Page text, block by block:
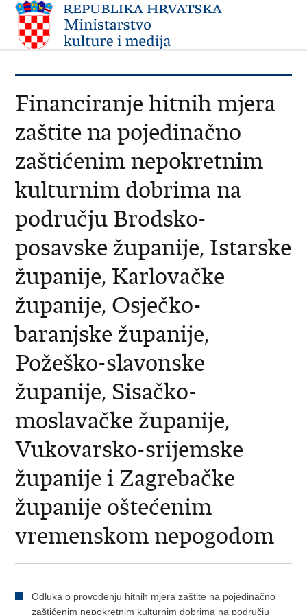
Financiranje hitnih mjera
zaštite na pojedinačno
zaštićenim nepokretnim
kulturnim dobrima na
području Brodsko-
posavske županije, Istarske
županije, Karlovačke
županije, Osječko-
baranjske županije,
Požeško-slavonske
županije, Sisačko-
moslavačke županije,
Vukovarsko-srijemske
županije i Zagrebačke
županije oštećenim
vremenskom nepogodom
Odluka o provođenju hitnih mjera zaštite na pojedinačno
zaštićenim nepokretnim kulturnim dobrima na području